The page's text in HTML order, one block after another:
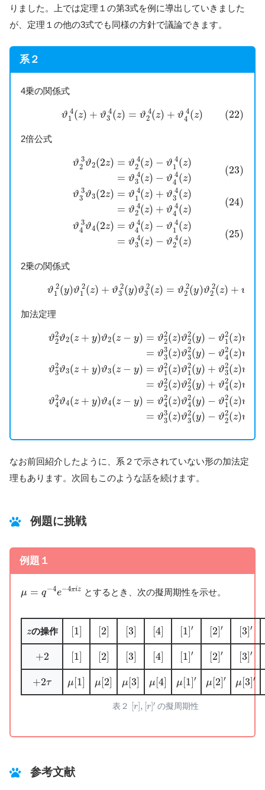
りました。上では定理１の第3式を例に導出していきました
が、定理１の他の3式でも同様の方針で議論できます。
系２
4乗の関係式
ϑ 4
1 (z) + ϑ 4
3 (z) = ϑ 4
2 (z) + ϑ 4
4 (z) (22)
(22)ϑ1 4 +ϑ 3 4 =ϑ 2 4 + ϑ 4 4
2倍公式
ϑ 3
2 ϑ2(2z) = ϑ 4
2 (z) − ϑ 4
1 (z)
= ϑ 4
3 (z) − ϑ 4
4 (z)
ϑ 3
3 ϑ3(2z) = ϑ 4
1 (z) + ϑ 4
3 (z)
= ϑ 4
2 (z) + ϑ 4
4 (z)
ϑ 3
4 ϑ4(2z) = ϑ 4
4 (z) − ϑ 4
1 (z)
= ϑ 4
3 (z) − ϑ 4
2 (z)
(23)
(24)
(25)
(2z )= ϑ2 4 −ϑ1 )=ϑ 3
2乗の関係式
ϑ 2
1 (y)ϑ 2
1 (z) + ϑ 2
3 (y)ϑ 2
3 (z) = ϑ 2
2 (y)ϑ 2
2 (z) + ϑ
1 2 ( ) ϑ1 2 ( ϑ 3 2 ( y) ϑ 3 2 = ϑ2 2 ( y)ϑ 2
加法定理
ϑ2
2ϑ2(z + y)ϑ2(z − y) = ϑ2
2(z)ϑ2
2(y) − ϑ2
1(z)ϑ
= ϑ3
3(z)ϑ2
3(y) − ϑ2
4(z)ϑ
ϑ2
3ϑ3(z + y)ϑ3(z − y) = ϑ2
1(z)ϑ2
1(y) + ϑ2
3(z)ϑ
= ϑ2
2(z)ϑ2
2(y) + ϑ2
4(z)ϑ
ϑ2
4ϑ4(z + y)ϑ4(z − y) = ϑ2
4(z)ϑ2
4(y) − ϑ2
1(z)ϑ
= ϑ3
3(z)ϑ2
3(y) − ϑ2
2(z)ϑ
22ϑ2 (z ϑ 2( z− ϑ z)ϑ 22(y ) −ϑ (z ) ϑ1
なお前回紹介したように、系２で示されていない形の加法定
理もあります。次回もこのような話を続けます。
例題に挑戦
例題１
μ = q−4e−4πiz
4e −4πiz とするとき、次の擬周期性を示せ。
z
zの操作 [1]
[1] [2]
[2] [3]
[3] [4]
[4] [1]′
[1]′ [2]′
[2]′ [3]′
[3]′
+2
+ 2 [1]
[1] [2]
[2] [3]
[3] [4]
[4] [1]′
[1]′ [2]′
[2]′ [3]′
[3]′
+2τ
+ 2τ μ[1]
[1] μ[2]
[2] μ[3]
[3] μ[4]
[4] μ[1]′
[1]′ μ[2]′
[2]′ μ[3]′
[3]′
表２ r] , r] ′
[r ], r] の擬周期性
参考文献